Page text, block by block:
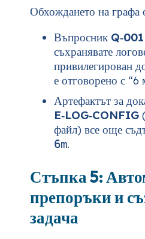
Обхождането на графа
Въпросник Q‑001
съхранявате
привилегирован
е отговорено с “6
Артефактът за
E‑LOG‑CONFIG
файл) все още
6m.
Стъпка 5:
препоръки и
задача